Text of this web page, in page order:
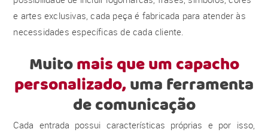
e artes exclusivas, cada peça é fabricada para atender às
necessidades específicas de cada cliente.
Muitomais que um capacho
personalizado,uma ferramenta
de comunicação
Cada entrada possui características próprias e por isso,